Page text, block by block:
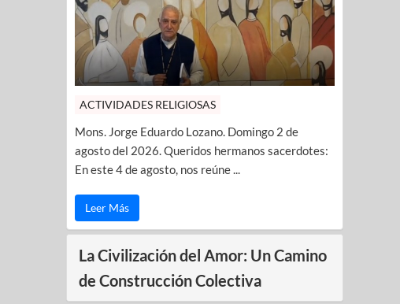
ACTIVIDADES RELIGIOSAS
Mons. Jorge Eduardo Lozano. Domingo 2 de
agosto del 2026. Queridos hermanos sacerdotes:
En este 4 de agosto, nos reúne ...
Leer Más
La Civilización del Amor: Un Camino
de Construcción Colectiva